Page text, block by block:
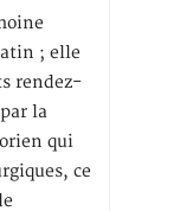
; elle
rendez-
la
qui
ce